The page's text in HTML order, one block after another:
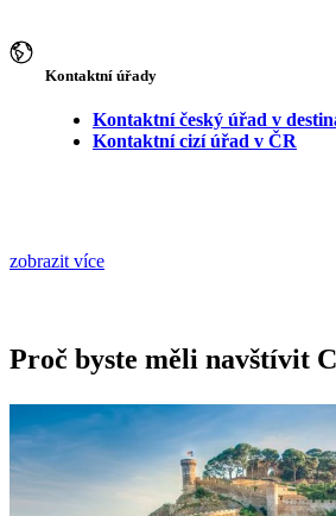
Kontaktní úřady
Kontaktní český úřad v
Kontaktní cizí úřad v ČR
zobrazit více
Proč byste měli navštívit